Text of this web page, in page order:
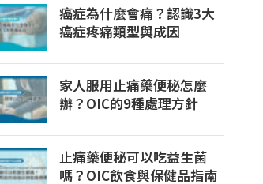
癌症為什麼會痛？認識3大
癌症疼痛類型與成因
家人服用止痛藥便秘怎麼
辦？OIC的9種處理方針
止痛藥便秘可以吃益生菌
嗎？OIC飲食與保健品指南